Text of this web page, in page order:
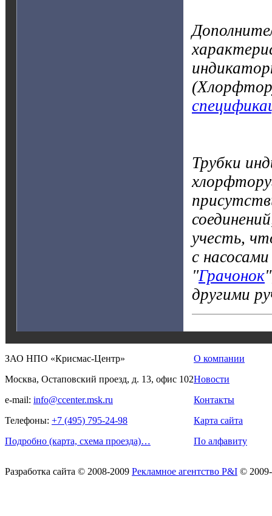
Трубки
учесть,
с
"Грачонок
другими
ЗАО НПО «Крисмас-Центр»
Москва, Остаповский проезд, д. 13, офис 102
e-mail: info@ccenter.msk.ru
Телефоны: +7 (495) 795-24-98
Подробно (карта, схема проезда)…
О компании
Новости
Контакты
Карта сайта
По алфавиту
Разработка сайта © 2008-2009 Рекламное агентство P&I ©